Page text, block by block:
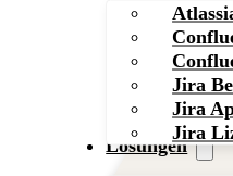
Jira
Jira
Jira
Lösungen